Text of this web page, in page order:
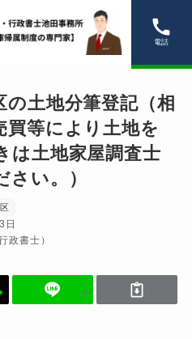
電話
の土地分筆登記（相
買等により土地を
は土地家屋調査士
さい。）
日
政書士）